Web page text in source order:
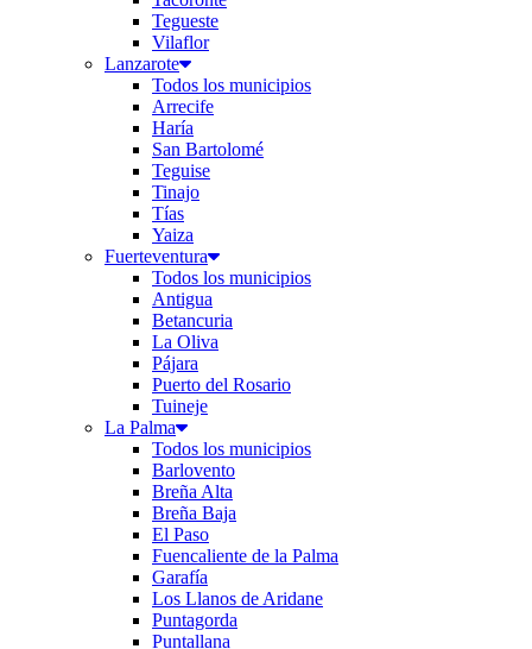
Tegueste
Vilaflor
Lanzarote
Todos los municipios
Arrecife
Haría
San Bartolomé
Teguise
Tinajo
Tías
Yaiza
Fuerteventura
Todos los municipios
Antigua
Betancuria
La Oliva
Pájara
Puerto del Rosario
Tuineje
La Palma
Todos los municipios
Barlovento
Breña Alta
Breña Baja
El Paso
Fuencaliente de la Palma
Garafía
Los Llanos de Aridane
Puntagorda
Puntallana